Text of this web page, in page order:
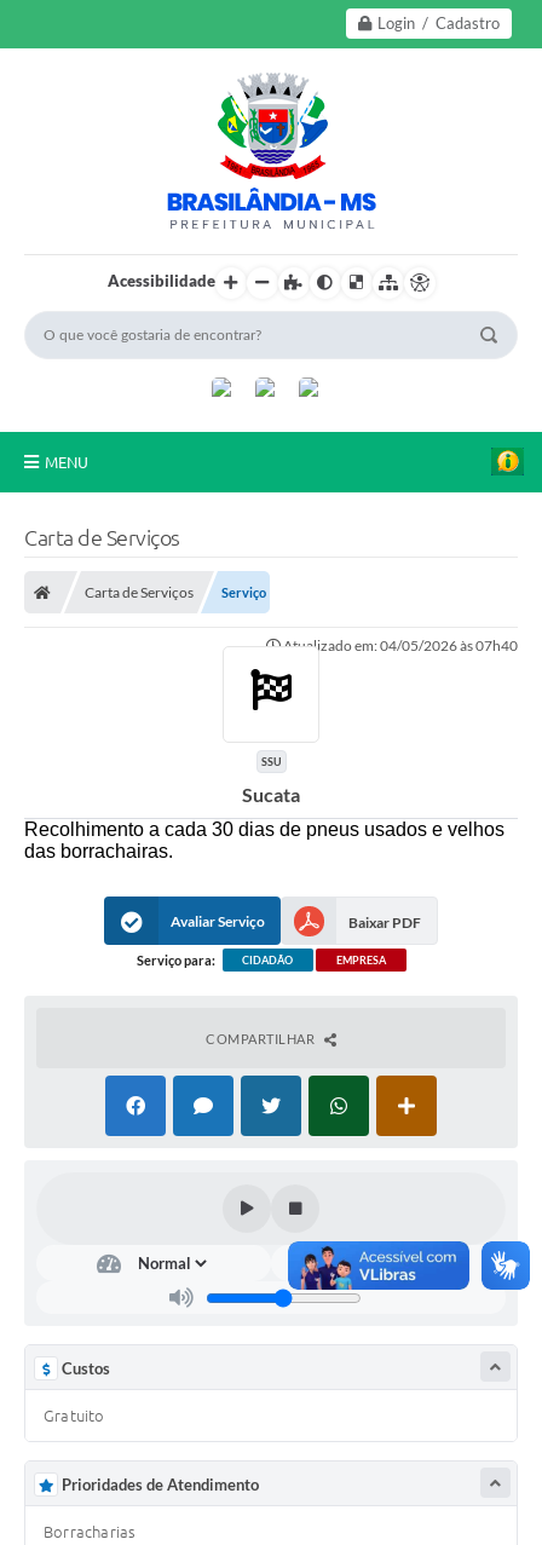
Login / Cadastro
Acessibilidade
MENU
Tributação
Diário Oficial
Outros Editais
Carta de Serviços
Carta de Serviços Serviço
Atualizado em: 04/05/2026 às 07h40
SSU
Sucata
Recolhimento a cada 30 dias de pneus usados e velhos
das borrachairas.
Avaliar Serviço Baixar PDF
Serviço para: CIDADÃO EMPRESA
COMPARTILHAR
Custos
Gratuito
Prioridades de Atendimento
Borracharias